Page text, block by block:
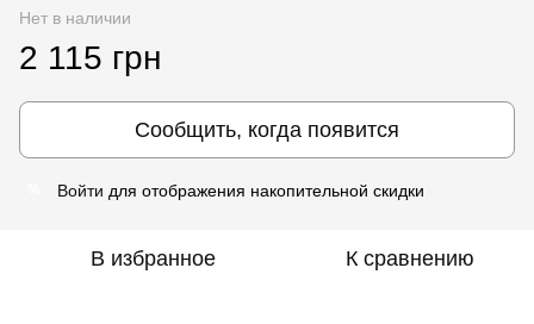
Нет в наличии
2 115 грн
Сообщить, когда появится
Войти для отображения накопительной скидки
В избранное К сравнению